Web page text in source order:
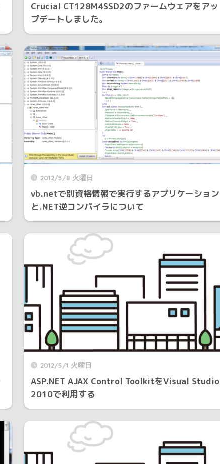
Crucial CT128M4SSD2のファームウェアをアッ
プデートしました。
2012/5/8 火曜日
vb.netで別資格情報で実行するアプリケーション
と.NET逆コンパイラについて
2012/5/1 火曜日
ASP.NET AJAX Control ToolkitをVisual Studio
2010で利用する